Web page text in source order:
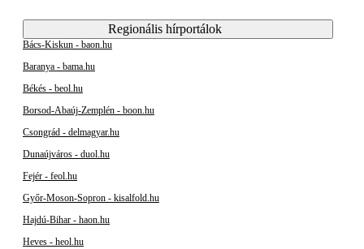
Regionális hírportálok
Bács-Kiskun - baon.hu
Baranya - bama.hu
Békés - beol.hu
Borsod-Abaúj-Zemplén - boon.hu
Csongrád - delmagyar.hu
Dunaújváros - duol.hu
Fejér - feol.hu
Győr-Moson-Sopron - kisalfold.hu
Hajdú-Bihar - haon.hu
Heves - heol.hu